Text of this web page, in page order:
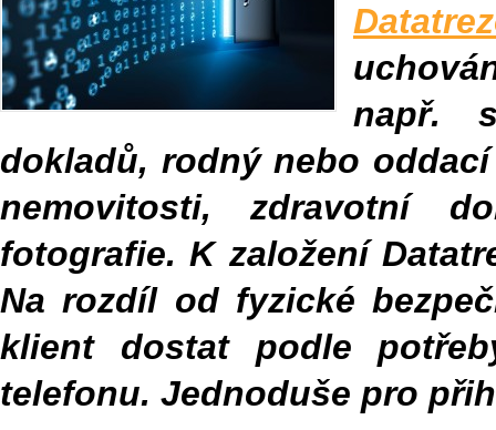
např.
dokladů, rodný nebo
nemovitosti, zdravotní
fotografie. K založení
Na rozdíl od fyzické
klient dostat podle
telefonu. Jednoduše pro